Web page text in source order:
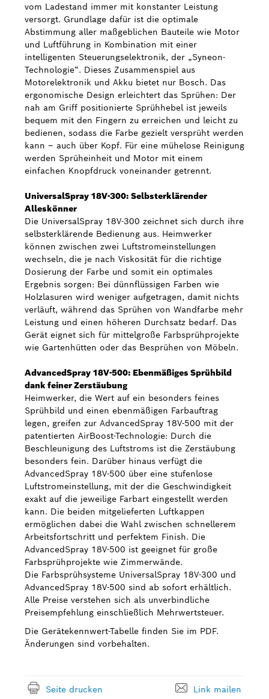
vom Ladestand immer mit konstanter Leistung
versorgt. Grundlage dafür ist die optimale
Abstimmung aller maßgeblichen Bauteile wie Motor
und Luftführung in Kombination mit einer
intelligenten Steuerungselektronik, der „Syneon-
Technologie“. Dieses Zusammenspiel aus
Motorelektronik und Akku bietet nur Bosch. Das
ergonomische Design erleichtert das Sprühen: Der
nah am Griff positionierte Sprühhebel ist jeweils
bequem mit den Fingern zu erreichen und leicht zu
bedienen, sodass die Farbe gezielt versprüht werden
kann – auch über Kopf. Für eine mühelose Reinigung
werden Sprüheinheit und Motor mit einem
einfachen Knopfdruck voneinander getrennt.
UniversalSpray 18V-300: Selbsterklärender
Alleskönner
Die UniversalSpray 18V-300 zeichnet sich durch ihre
selbsterklärende Bedienung aus. Heimwerker
können zwischen zwei Luftstromeinstellungen
wechseln, die je nach Viskosität für die richtige
Dosierung der Farbe und somit ein optimales
Ergebnis sorgen: Bei dünnflüssigen Farben wie
Holzlasuren wird weniger aufgetragen, damit nichts
verläuft, während das Sprühen von Wandfarbe mehr
Leistung und einen höheren Durchsatz bedarf. Das
Gerät eignet sich für mittelgroße Farbsprühprojekte
wie Gartenhütten oder das Besprühen von Möbeln.
AdvancedSpray 18V-500: Ebenmäßiges Sprühbild
dank feiner Zerstäubung
Heimwerker, die Wert auf ein besonders feines
Sprühbild und einen ebenmäßigen Farbauftrag
legen, greifen zur AdvancedSpray 18V-500 mit der
patentierten AirBoost-Technologie: Durch die
Beschleunigung des Luftstroms ist die Zerstäubung
besonders fein. Darüber hinaus verfügt die
AdvancedSpray 18V-500 über eine stufenlose
Luftstromeinstellung, mit der die Geschwindigkeit
exakt auf die jeweilige Farbart eingestellt werden
kann. Die beiden mitgelieferten Luftkappen
ermöglichen dabei die Wahl zwischen schnellerem
Arbeitsfortschritt und perfektem Finish. Die
AdvancedSpray 18V-500 ist geeignet für große
Farbsprühprojekte wie Zimmerwände.
Die Farbsprühsysteme UniversalSpray 18V-300 und
AdvancedSpray 18V-500 sind ab sofort erhältlich.
Alle Preise verstehen sich als unverbindliche
Preisempfehlung einschließlich Mehrwertsteuer.
Die Gerätekennwert-Tabelle finden Sie im PDF.
Änderungen sind vorbehalten.
Seite drucken Link mailen